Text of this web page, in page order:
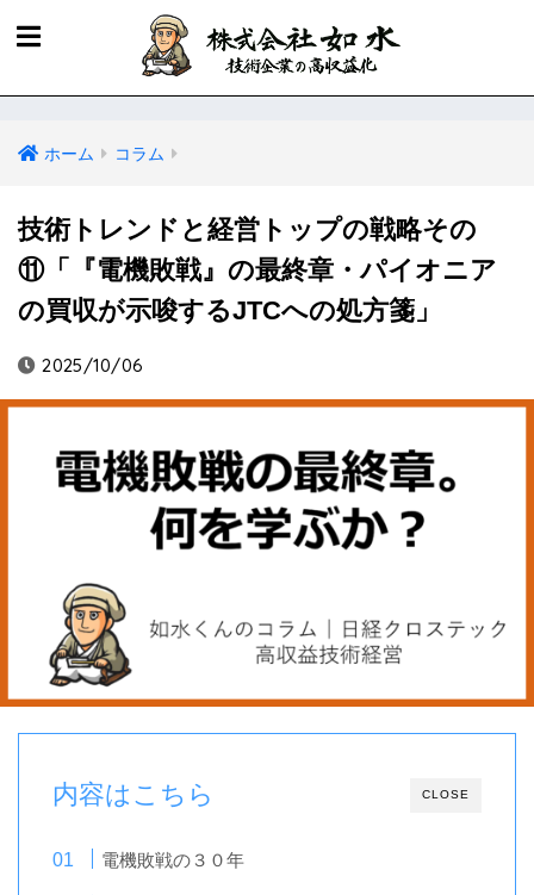
ホーム コラム
技術トレンドと経営トップの戦略その
⑪「『電機敗戦』の最終章・パイオニア
の買収が示唆するJTCへの処方箋」
2025/10/06
CLOSE
内容はこちら
電機敗戦の３０年